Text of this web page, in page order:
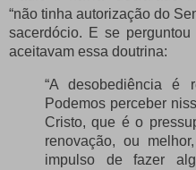
“não tinha autorização do
sacerdócio. E se
aceitavam essa doutrina:
“A desobediência é
Podemos perceber
Cristo, que é o
renovação, ou
impulso de fazer